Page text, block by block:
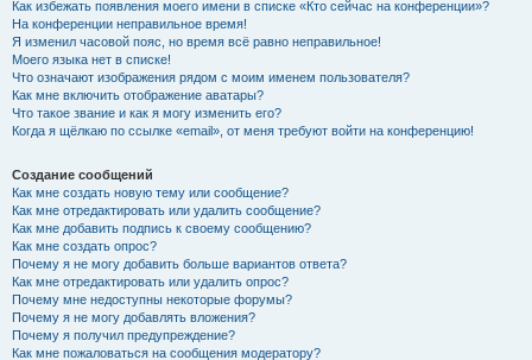
Как избежать появления моего имени в списке «Кто сейчас на конференции»?
На конференции неправильное время!
Я изменил часовой пояс, но время всё равно неправильное!
Моего языка нет в списке!
Что означают изображения рядом с моим именем пользователя?
Как мне включить отображение аватары?
Что такое звание и как я могу изменить его?
Когда я щёлкаю по ссылке «email», от меня требуют войти на конференцию!
Создание сообщений
Как мне создать новую тему или сообщение?
Как мне отредактировать или удалить сообщение?
Как мне добавить подпись к своему сообщению?
Как мне создать опрос?
Почему я не могу добавить больше вариантов ответа?
Как мне отредактировать или удалить опрос?
Почему мне недоступны некоторые форумы?
Почему я не могу добавлять вложения?
Почему я получил предупреждение?
Как мне пожаловаться на сообщения модератору?